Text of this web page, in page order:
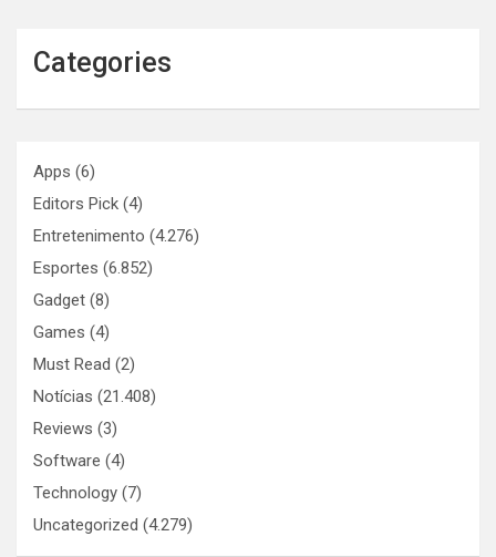
Categories
Apps (6)
Editors Pick (4)
Entretenimento (4.276)
Esportes (6.852)
Gadget (8)
Games (4)
Must Read (2)
Notícias (21.408)
Reviews (3)
Software (4)
Technology (7)
Uncategorized (4.279)